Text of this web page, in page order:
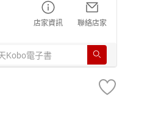
店家資訊 聯絡店家